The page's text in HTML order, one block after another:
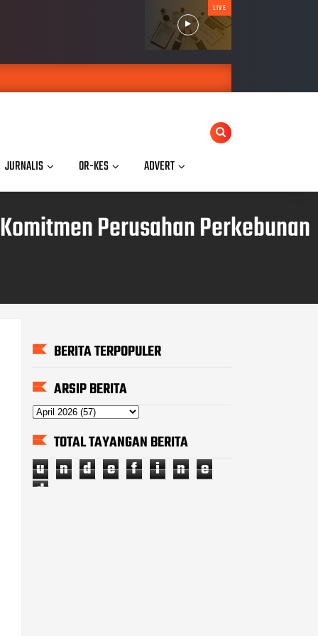
LIVE
JURNALIS OR-KES ADVERT
Perusahan Perkebunan
BERITA TERPOPULER
ARSIP BERITA
TOTAL TAYANGAN BERITA
u n d e f i n
e
d